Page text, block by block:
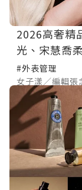
2026高奢精
光、宋慧喬
#外表管理
女子漾／編輯張